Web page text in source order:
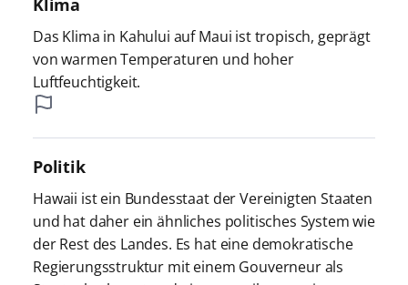
Das Klima in Kahului auf Maui ist tropisch, geprägt
von warmen Temperaturen und hoher
Luftfeuchtigkeit.
Politik
Hawaii ist ein Bundesstaat der Vereinigten Staaten
und hat daher ein ähnliches politisches System wie
der Rest des Landes. Es hat eine demokratische
Regierungsstruktur mit einem Gouverneur als